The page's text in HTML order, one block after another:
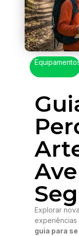
Explorar
experiências
guia para